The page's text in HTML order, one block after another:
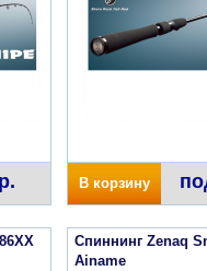
В корзину
Спиннинг Zenaq
Ainame